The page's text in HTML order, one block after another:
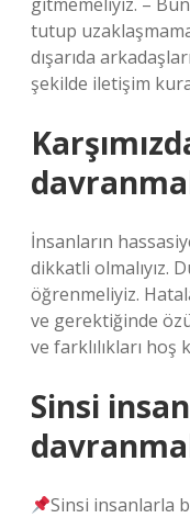
tutup
dışarıda
şekilde iletişim
İnsanların
dikkatli olmalıyız.
öğrenmeliyiz.
ve gerektiğinde
ve farklılıkları hoş
Sinsi
Sinsi insanlarla